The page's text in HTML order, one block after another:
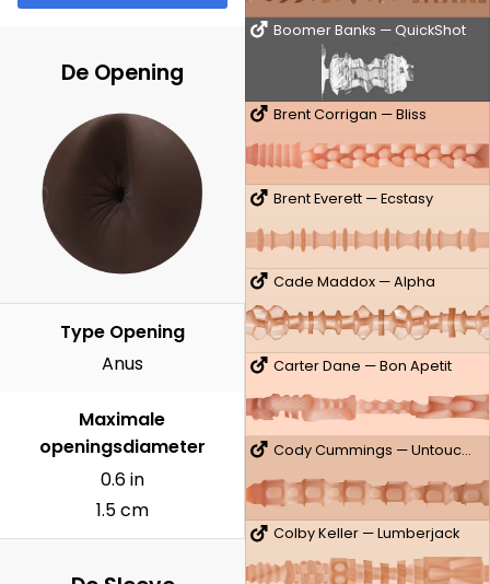
Boomer Banks — QuickShot
Brent Corrigan — Bliss
Brent Everett — Ecstasy
Cade Maddox — Alpha
Carter Dane — Bon Apetit
Cody Cummings — Untouched
Colby Keller — Lumberjack
De Opening
Type Opening
Anus
Maximale
openingsdiameter
0.6 in
1.5 cm